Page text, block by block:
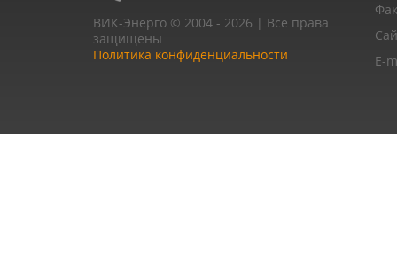
ВИК-Энерго © 2004 - 2026 | Все права
защищены
Политика конфиденциальности
E-